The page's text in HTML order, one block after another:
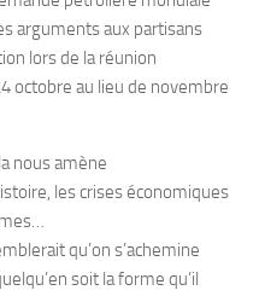
arguments aux partisans
lors de la réunion
octobre au lieu de novembre
nous amène
les crises économiques
qu’on s’achemine
soit la forme qu’il